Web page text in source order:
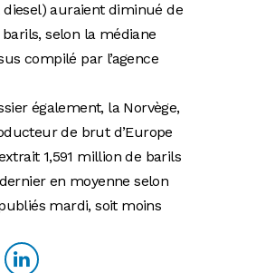
auraient diminué de
barils, selon la médiane
compilé par l’agence
également, la Norvège,
de brut d’Europe
1,591 million de barils
en moyenne selon
mardi, soit moins